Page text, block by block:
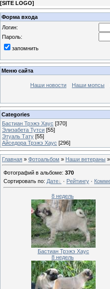
[SITE LOGO]
Форма входа
Логин:
Пароль:
запомнить
Меню сайта
Наши новости Наши мопсы
Categories
Бастиан Трэжэ Хаус [370]
Элизабета Тутси [55]
Этуаль Тату [55]
Айседора Трэжэ Хаус [296]
Главная » Фотоальбом » Наши ветераны
Фотографий в альбоме: 370
Сортировать по: Дате · Рейтингу ·
8 недель
Бастиан Трэжэ Хаус
8 недель